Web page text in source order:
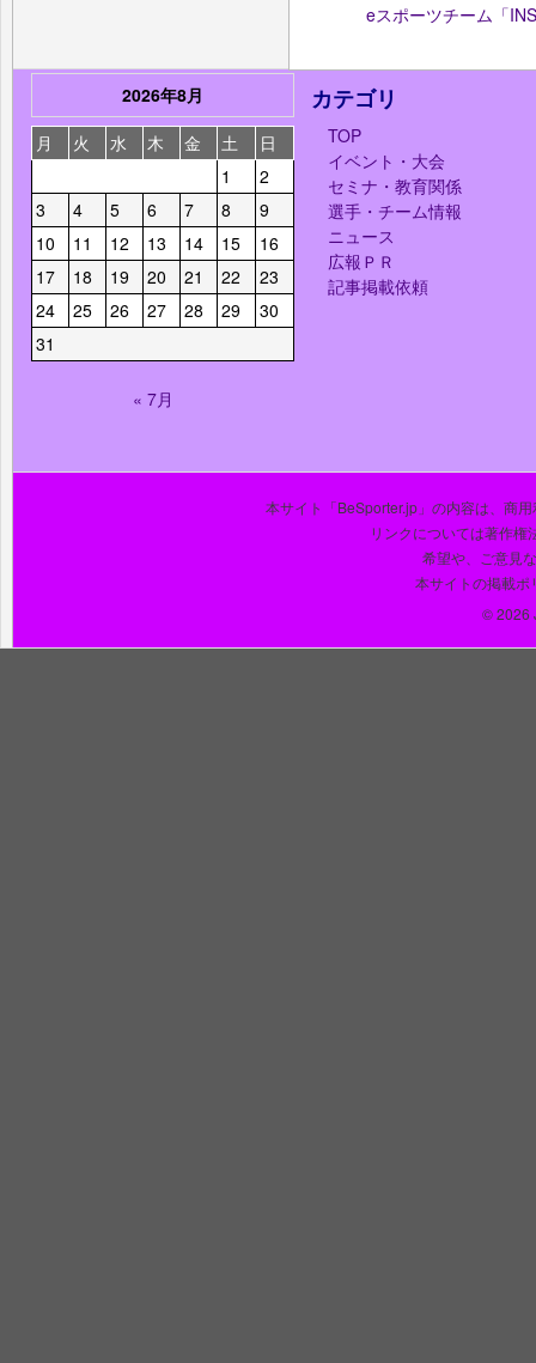
eスポーツチーム「
2026年8月
月
火 水 木 金 土
日
1
2
3
4 5 6 7 8
9
10
11 12 13 14 15
16
17
18 19 20 21 22
23
24
25 26 27 28 29
30
31
« 7月
カテゴリ
TOP
イベント・大会
セミナ・教育関係
選手・チーム情報
ニュース
広報ＰＲ
記事掲載依頼
本サイト「BeSporter.jp」の内容は、商
リンクについては著作権
希望や、ご意見
本サイトの掲載ポ
© 2026